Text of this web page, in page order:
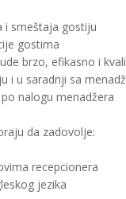
i smeštaja gostiju
gostima
brzo, efikasno i
i u saradnji sa
nalogu menadžera
da zadovolje:
recepcionera
jezika